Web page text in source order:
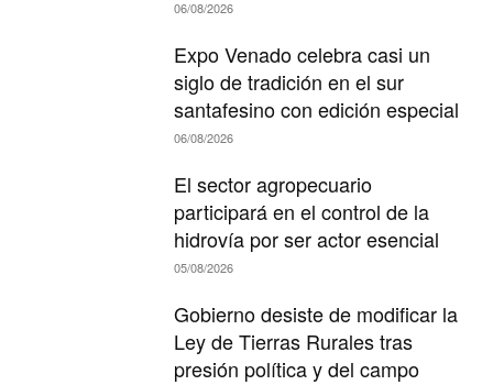
06/08/2026
Expo Venado celebra casi un
siglo de tradición en el sur
santafesino con edición especial
06/08/2026
El sector agropecuario
participará en el control de la
hidrovía por ser actor esencial
05/08/2026
Gobierno desiste de modificar la
Ley de Tierras Rurales tras
presión política y del campo